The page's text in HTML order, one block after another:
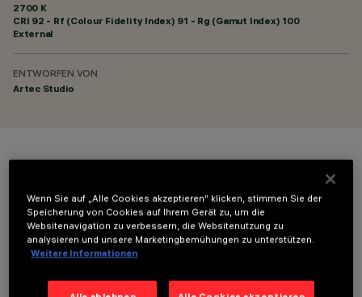
2700 K
CRI 92 - Rf (Colour Fidelity Index) 91 - Rg (Gamut Index) 100
External
ENTWORFEN VON
Artec Studio
OPTIONALE KOMPONENTEN
Wenn Sie auf „Alle Cookies akzeptieren“ klicken, stimmen Sie der
Speicherung von Cookies auf Ihrem Gerät zu, um die
Websitenavigation zu verbessern, die Websitenutzung zu
analysieren und unsere Marketingbemühungen zu unterstützen.
Weitere Informationen